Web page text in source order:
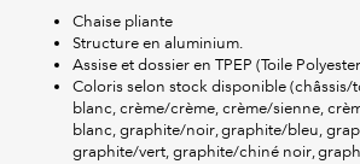
Chaise pliante
Structure en aluminium.
Assise et dossier en TPEP (Toile
Coloris selon stock disponible (châssis/
blanc, crème/crème, crème/sienne,
blanc, graphite/noir, graphite/bleu,
graphite/vert, graphite/chiné noir,